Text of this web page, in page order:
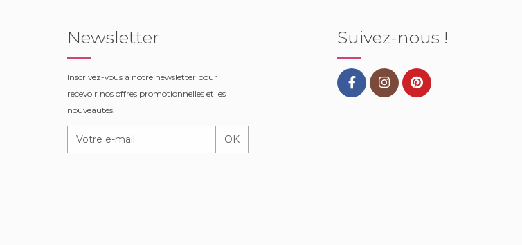
Newsletter
Inscrivez-vous à notre newsletter pour
recevoir nos offres promotionnelles et les
nouveautés.
OK
Suivez-nous !